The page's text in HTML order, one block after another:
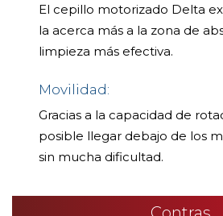
El cepillo motorizado Delta
la acerca más a la zona de
limpieza más efectiva.
Movilidad:
Gracias a la capacidad de
posible llegar debajo de los
sin mucha dificultad.